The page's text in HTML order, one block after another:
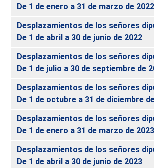
De 1 de enero a 31 de marzo de 2022
Desplazamientos de los señores
De 1 de abril a 30 de junio de 2022
Desplazamientos de los señores
De 1 de julio a 30 de septiembre de
Desplazamientos de los señores
De 1 de octubre a 31 de diciembre
Desplazamientos de los señores
De 1 de enero a 31 de marzo de 2023
Desplazamientos de los señores
De 1 de abril a 30 de junio de 2023